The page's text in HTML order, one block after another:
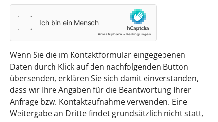
Wenn Sie die im Kontaktformular eingegebenen
Daten durch Klick auf den nachfolgenden Button
übersenden, erklären Sie sich damit einverstanden,
dass wir Ihre Angaben für die Beantwortung Ihrer
Anfrage bzw. Kontaktaufnahme verwenden. Eine
Weitergabe an Dritte findet grundsätzlich nicht statt,